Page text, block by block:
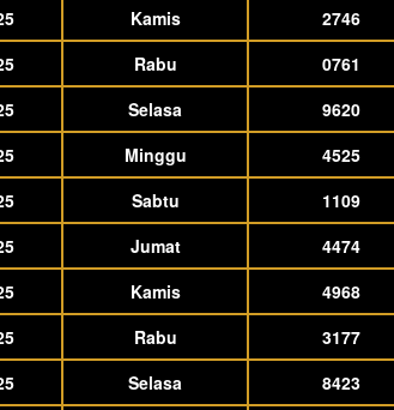
Kamis
2746
Rabu
0761
Selasa
9620
Minggu
4525
Sabtu
1109
Jumat
4474
Kamis
4968
Rabu
3177
Selasa 8423